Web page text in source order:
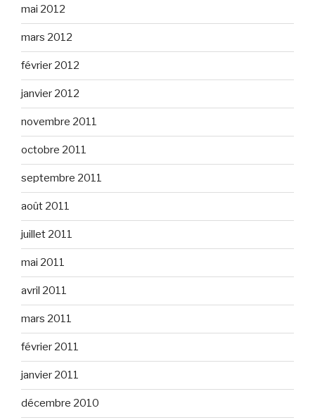
mai 2012
mars 2012
février 2012
janvier 2012
novembre 2011
octobre 2011
septembre 2011
août 2011
juillet 2011
mai 2011
avril 2011
mars 2011
février 2011
janvier 2011
décembre 2010